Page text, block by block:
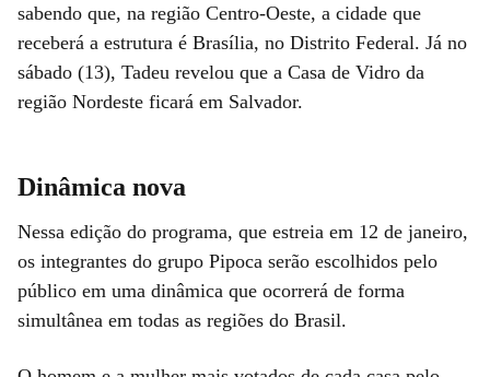
sabendo que, na região Centro-Oeste, a cidade que
receberá a estrutura é Brasília, no Distrito Federal. Já no
sábado (13), Tadeu revelou que a Casa de Vidro da
região Nordeste ficará em Salvador.
Dinâmica nova
Nessa edição do programa, que estreia em 12 de janeiro,
os integrantes do grupo Pipoca serão escolhidos pelo
público em uma dinâmica que ocorrerá de forma
simultânea em todas as regiões do Brasil.